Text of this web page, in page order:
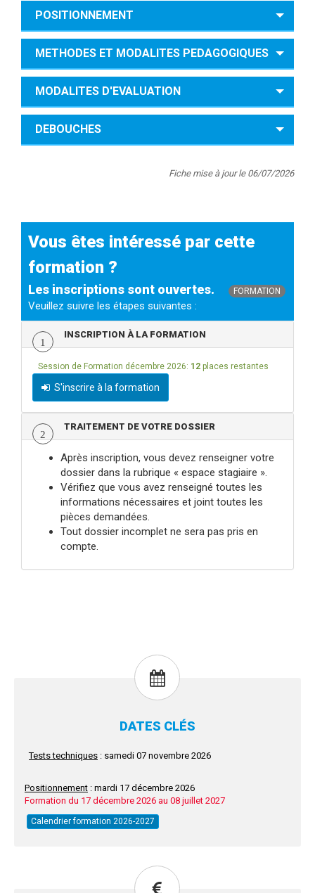
POSITIONNEMENT
METHODES ET MODALITES PEDAGOGIQUES
MODALITES D'EVALUATION
DEBOUCHES
Fiche mise à jour le 06/07/2026
Vous êtes intéressé par cette
formation ?
Les inscriptions sont ouvertes. FORMATION
Veuillez suivre les étapes suivantes :
1
INSCRIPTION À LA FORMATION
Session de Formation décembre 2026: 12 places restantes
S'inscrire à la formation
2
TRAITEMENT DE VOTRE DOSSIER
Après inscription, vous devez renseigner votre
dossier dans la rubrique « espace stagiaire ».
Vérifiez que vous avez renseigné toutes les
informations nécessaires et joint toutes les
pièces demandées.
Tout dossier incomplet ne sera pas pris en
compte.
DATES CLÉS
Tests techniques : samedi 07 novembre 2026
Positionnement : mardi 17 décembre 2026
Formation du 17 décembre 2026 au 08 juillet 2027
Calendrier formation 2026-2027